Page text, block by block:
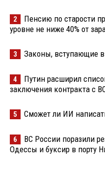
2
Пенсию по старости
уровне не ниже 40% от
3 Законы, вступающие в
4
Путин расширил
заключения контракта с
5 Сможет ли ИИ
6
ВС России поразили
Одессы и буксир в порту